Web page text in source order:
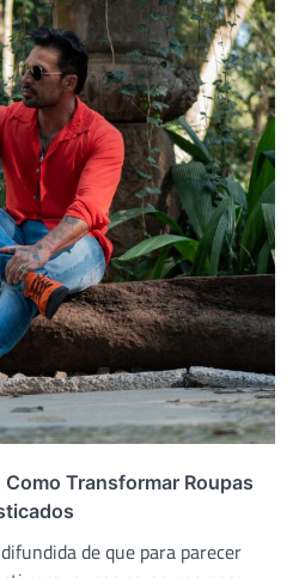
Transformar Roupas
de que para parecer